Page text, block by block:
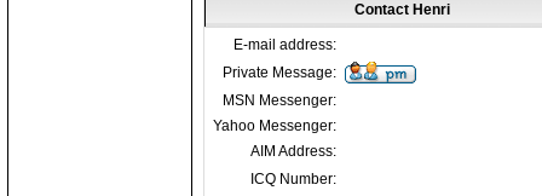
Contact Henri
E-mail address:
Private Message:
MSN Messenger:
Yahoo Messenger:
AIM Address:
ICQ Number: